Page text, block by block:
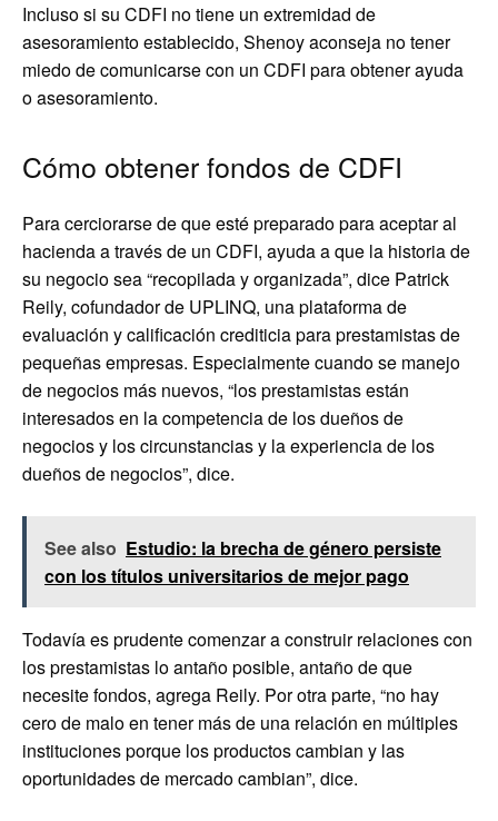
Incluso si su CDFI no tiene un extremidad de
asesoramiento establecido, Shenoy aconseja no tener
miedo de comunicarse con un CDFI para obtener ayuda
o asesoramiento.
Cómo obtener fondos de CDFI
Para cerciorarse de que esté preparado para aceptar al
hacienda a través de un CDFI, ayuda a que la historia de
su negocio sea “recopilada y organizada”, dice Patrick
Reily, cofundador de UPLINQ, una plataforma de
evaluación y calificación crediticia para prestamistas de
pequeñas empresas. Especialmente cuando se manejo
de negocios más nuevos, “los prestamistas están
interesados en la competencia de los dueños de
negocios y los circunstancias y la experiencia de los
dueños de negocios”, dice.
See also Estudio: la brecha de género persiste
con los títulos universitarios de mejor pago
Todavía es prudente comenzar a construir relaciones con
los prestamistas lo antaño posible, antaño de que
necesite fondos, agrega Reily. Por otra parte, “no hay
cero de malo en tener más de una relación en múltiples
instituciones porque los productos cambian y las
oportunidades de mercado cambian”, dice.